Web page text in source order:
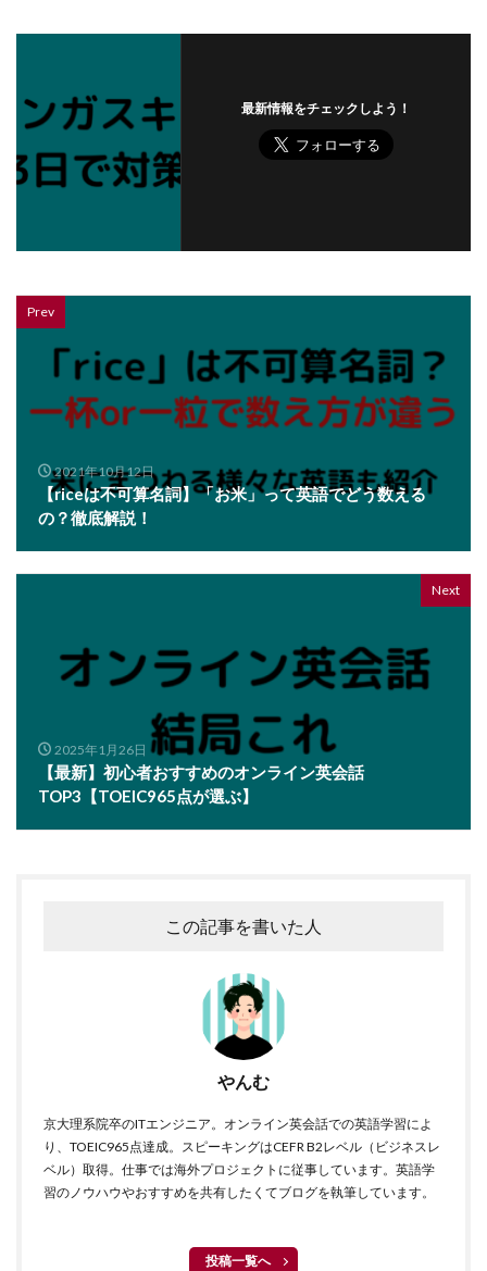
最新情報をチェックしよう！
Prev
2021年10月12日
【riceは不可算名詞】「お米」って英語でどう数える
の？徹底解説！
Next
2025年1月26日
【最新】初心者おすすめのオンライン英会話
TOP3【TOEIC965点が選ぶ】
この記事を書いた人
やんむ
京大理系院卒のITエンジニア。オンライン英会話での英語学習によ
り、TOEIC965点達成。スピーキングはCEFR B2レベル（ビジネスレ
ベル）取得。仕事では海外プロジェクトに従事しています。英語学
習のノウハウやおすすめを共有したくてブログを執筆しています。
投稿一覧へ